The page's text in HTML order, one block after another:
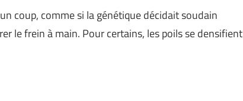
coup, comme si la génétique décidait soudain
le frein à main. Pour certains, les poils se densifient